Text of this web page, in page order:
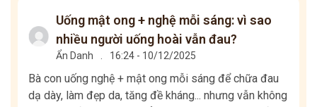
Uống mật ong + nghệ mỗi sáng: vì sao
nhiều người uống hoài vẫn đau?
Ẩn Danh 16:24 - 10/12/2025
Bà con uống nghệ + mật ong mỗi sáng để chữa đau
dạ dày, làm đẹp da, tăng đề kháng... nhưng vẫn không